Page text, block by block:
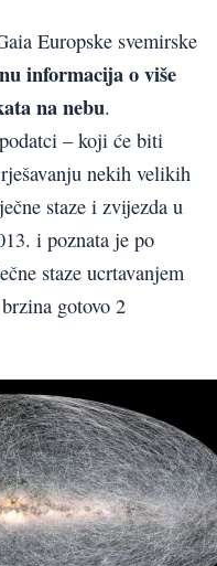
Europske svemirske
informacija o više
na nebu.
– koji će biti
nekih velikih
staze i zvijezda u
i poznata je po
staze ucrtavanjem
gotovo 2